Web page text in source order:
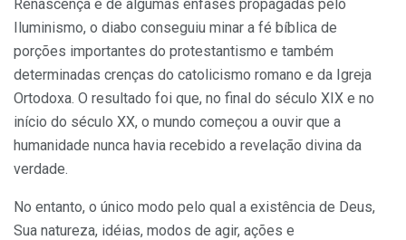
Renascença e de algumas ênfases propagadas pelo
Iluminismo, o diabo conseguiu minar a fé bíblica de
porções importantes do protestantismo e também
determinadas crenças do catolicismo romano e da Igreja
Ortodoxa. O resultado foi que, no final do século XIX e no
início do século XX, o mundo começou a ouvir que a
humanidade nunca havia recebido a revelação divina da
verdade.
No entanto, o único modo pelo qual a existência de Deus,
Sua natureza, idéias, modos de agir, ações e